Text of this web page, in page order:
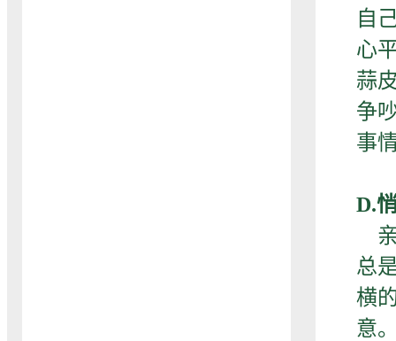
自
心
蒜
争
事
D.
亲
总
横
意